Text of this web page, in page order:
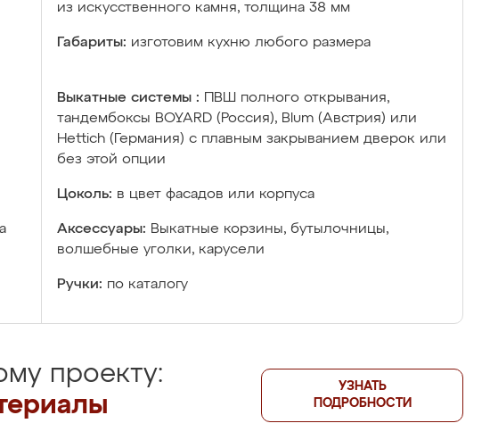
из искусственного камня, толщина 38 мм
Габариты: изготовим кухню любого размера
Выкатные системы :
ПВШ полного открывания,
тандембоксы BOYARD (Россия), Blum (Австрия) или
Hettich (Германия) с плавным закрыванием дверок или
без этой опции
Цоколь: в цвет фасадов или корпуса
Аксессуары: Выкатные корзины, бутылочницы,
волшебные уголки, карусели
Ручки: по каталогу
проекту:
УЗНАТЬ
ПОДРОБНОСТИ